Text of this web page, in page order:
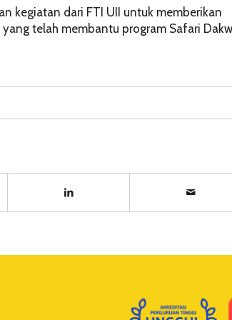
kegiatan dari FTI UII untuk memberikan
telah membantu program Safari